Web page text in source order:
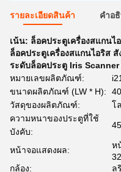
รายละเอียดสินค้า คําอ
เน้น: ล็อคประตูเครื่องสแกนไ
ล็อคประตูเครื่องสแกนไอริส สั
ระดับล็อคประตู Iris Scanner
หมายเลขผลิตภัณฑ์:
i21
ขนาดผลิตภัณฑ์ (LW * H):
วัสดุของผลิตภัณฑ์:
โ
ความหนาของประตูที่ใช้
บังคับ:
หน้าจอแสดงผล:
ห
กล้อง:
ล